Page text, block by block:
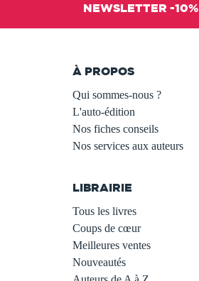
NEWSLETTER -10%
À PROPOS
Qui sommes-nous ?
L'auto-édition
Nos fiches conseils
Nos services aux auteurs
LIBRAIRIE
Tous les livres
Coups de cœur
Meilleures ventes
Nouveautés